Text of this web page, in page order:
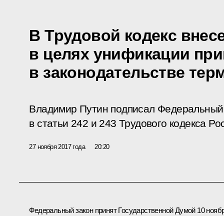
В Трудовой кодекс
в целях унификации
в законодательстве
Владимир Путин подписал
в статьи 242 и 243 Трудового кодекса
27 ноября 2017 года 20:20
Федеральный закон принят Государственной Думой 10